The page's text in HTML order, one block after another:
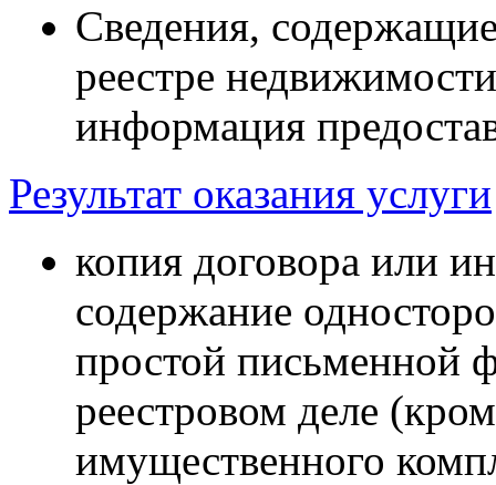
Сведения,
реестре
информация
Результат оказания услуги
копия договора или
содержание
простой письменной
реестровом деле
имущественного